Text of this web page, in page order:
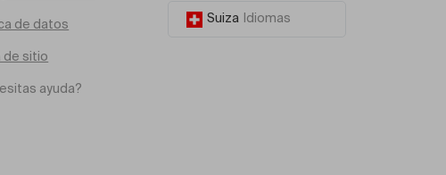
de datos
de sitio
ayuda?
Suiza Idiomas